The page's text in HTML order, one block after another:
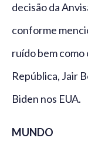
decisão da
conforme
ruído bem como
República, Jair
Biden nos EUA.
MUNDO